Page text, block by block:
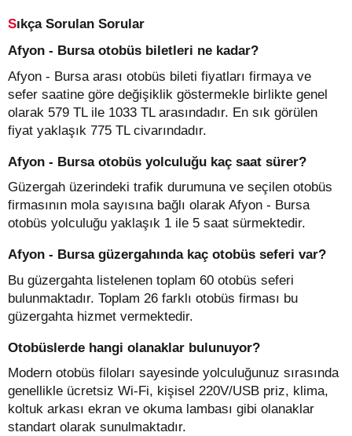
Sıkça Sorulan Sorular
Afyon - Bursa otobüs biletleri ne kadar?
Afyon - Bursa arası otobüs bileti fiyatları firmaya ve
sefer saatine göre değişiklik göstermekle birlikte genel
olarak 579 TL ile 1033 TL arasındadır. En sık görülen
fiyat yaklaşık 775 TL civarındadır.
Afyon - Bursa otobüs yolculuğu kaç saat sürer?
Güzergah üzerindeki trafik durumuna ve seçilen otobüs
firmasının mola sayısına bağlı olarak Afyon - Bursa
otobüs yolculuğu yaklaşık 1 ile 5 saat sürmektedir.
Afyon - Bursa güzergahında kaç otobüs seferi var?
Bu güzergahta listelenen toplam 60 otobüs seferi
bulunmaktadır. Toplam 26 farklı otobüs firması bu
güzergahta hizmet vermektedir.
Otobüslerde hangi olanaklar bulunuyor?
Modern otobüs filoları sayesinde yolculuğunuz sırasında
genellikle ücretsiz Wi-Fi, kişisel 220V/USB priz, klima,
koltuk arkası ekran ve okuma lambası gibi olanaklar
standart olarak sunulmaktadır.